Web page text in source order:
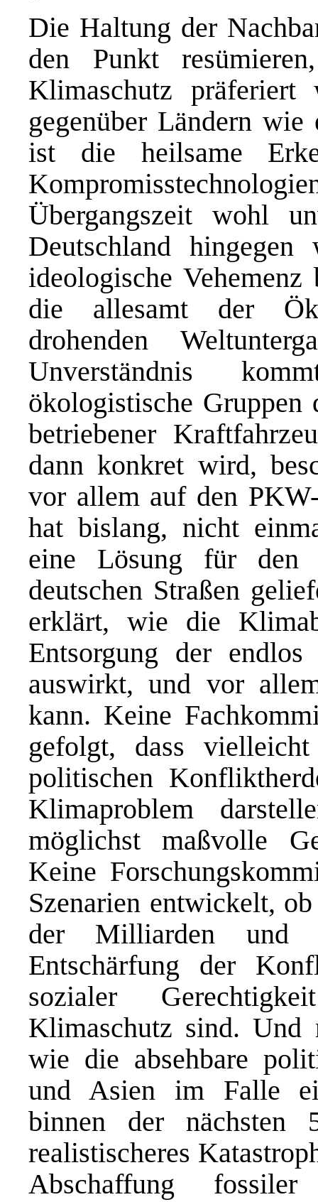
Die Haltung der
den Punkt
Klimaschutz präferiert
gegenüber Ländern wie
ist die heilsame
Übergangszeit wohl
Deutschland
ideologische
die allesamt der
drohenden
Unverständnis
ökologistische
betriebener
dann konkret wird,
vor allem auf den
hat bislang, nicht
eine Lösung für den
deutschen Straßen
erklärt, wie die
Entsorgung der
auswirkt, und vor
kann. Keine
gefolgt, dass
politischen
Klimaproblem
möglichst maßvolle
Keine
Szenarien entwickelt,
der Milliarden und
Entschärfung der
sozialer
Klimaschutz sind. Und
wie die absehbare
und Asien im Falle
binnen der
realistischeres
Abschaffung